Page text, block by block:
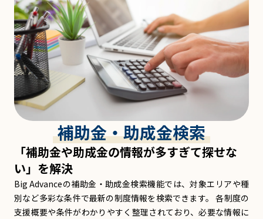
補助金・助成金検索
「補助金や助成金の情報が多すぎて探せな
い」を解決
Big Advanceの補助金・助成金検索機能では、対象エリアや種
別など多彩な条件で最新の制度情報を検索できます。 各制度の
支援概要や条件がわかりやすく整理されており、必要な情報に